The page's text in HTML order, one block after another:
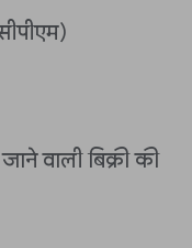
वाली बिक्री की